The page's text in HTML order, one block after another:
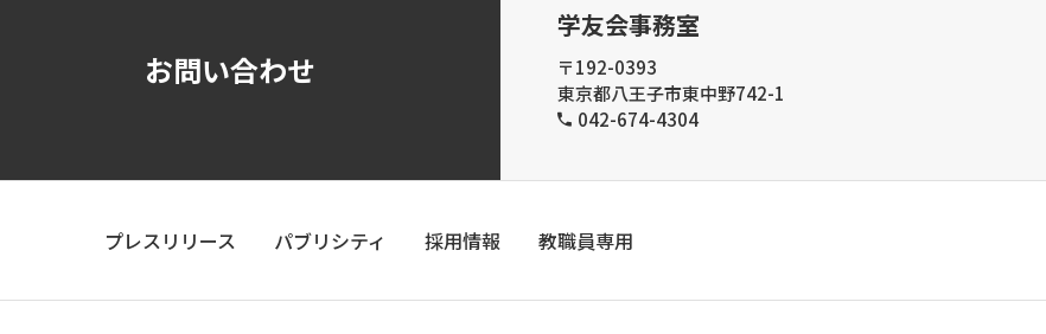
お問い合わせ
学友会事務室
〒192-0393
東京都八王子市東中野742-1
042-674-4304
プレスリリース パブリシティ 採用情報 教職員専用